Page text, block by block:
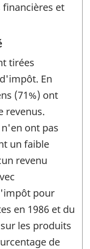
financières et
tirées
En
(71%) ont
revenus.
ont pas
un faible
revenu
pour
en 1986 et du
les produits
de